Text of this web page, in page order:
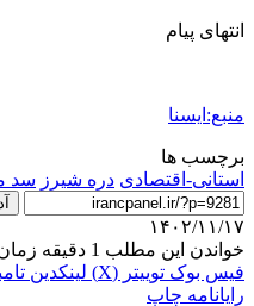
انتهای پیام
منبع:ایسنا
برچسب ها
استانی-اقتصادی دره شیرز سد
۱۴۰۲/۱۱/۱۷
خواندن این مطلب 1 دقیقه زمان میبرد
فیس بوک توییتر (X) لینکدین
رایانامه چاپ